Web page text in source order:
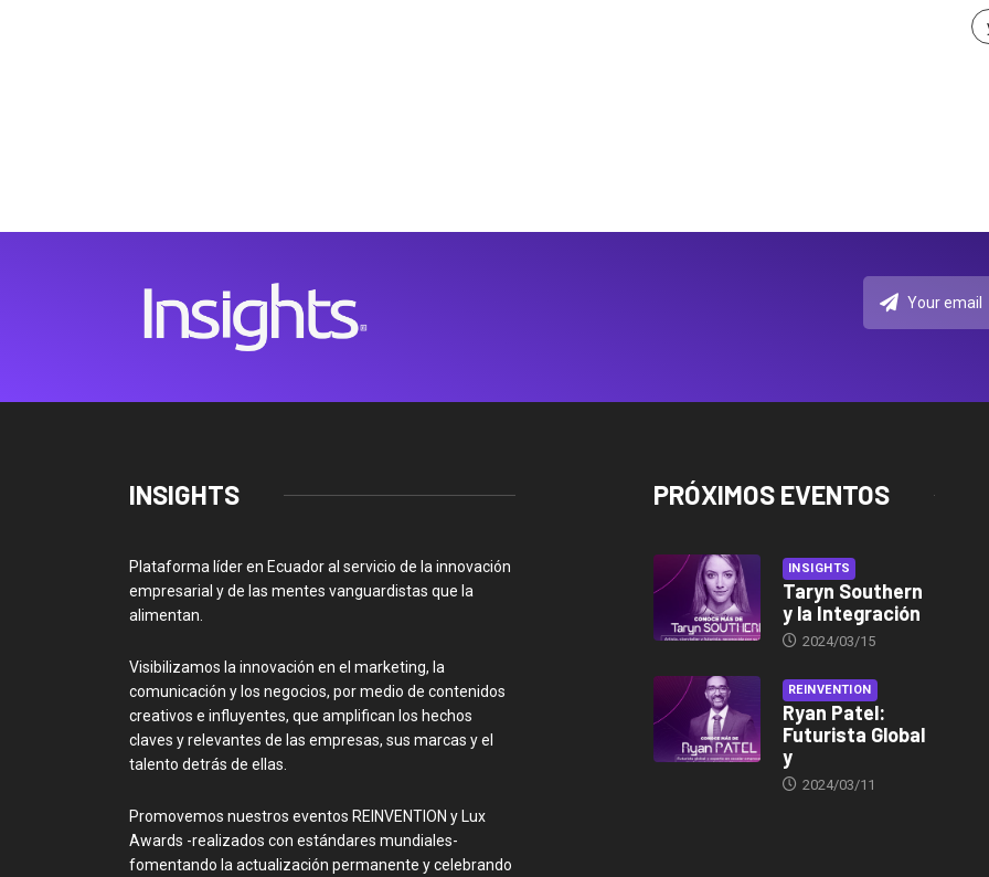
INSIGHTS
Plataforma líder en Ecuador al servicio de la innovación
empresarial y de las mentes vanguardistas que la
alimentan.
Visibilizamos la innovación en el marketing, la
comunicación y los negocios, por medio de contenidos
creativos e influyentes, que amplifican los hechos
claves y relevantes de las empresas, sus marcas y el
talento detrás de ellas.
Promovemos nuestros eventos REINVENTION y Lux
Awards -realizados con estándares mundiales-
fomentando la actualización permanente y celebrando
PRÓXIMOS EVENTOS
INSIGHTS
Taryn Southern
y la Integración
2024/03/15
REINVENTION
Ryan Patel:
Futurista Global
y
2024/03/11